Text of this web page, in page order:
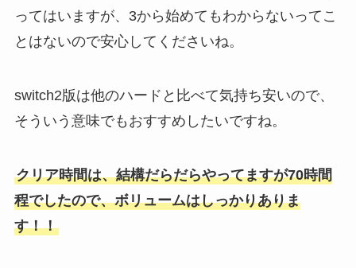
ってはいますが、3から始めてもわからないってこ
とはないので安心してくださいね。
switch2版は他のハードと比べて気持ち安いので、
そういう意味でもおすすめしたいですね。
クリア時間は、結構だらだらやってますが70時間
程でしたので、ボリュームはしっかりありま
す！！